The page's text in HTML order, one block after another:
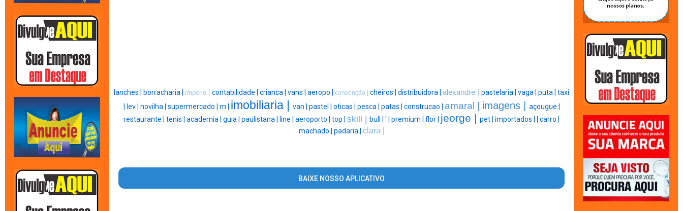
lanches | borracharia | imperio | contabilidade | crianca | vans | aeropo | convenção | cheiros | distribuidora | alexandre | pastelaria | vaga | puta | taxi
lev | novilha | supermercado | m | imobiliaria | van | pastel | oticas | pesca | patas | construcao | amaral | imagens |
açougue |
restaurante | tenis | academia | guia | paulistana | line | aeroporto | top | skill | bull | ' | premium | flor | jeorge | pet | importados |
carro |
machado | padaria | clara |
BAIXE NOSSO APLICATIVO